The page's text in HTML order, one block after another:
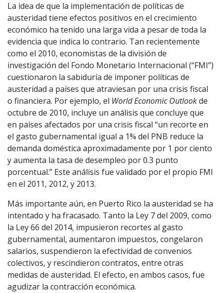
La idea de que la implementación de políticas de
austeridad tiene efectos positivos en el crecimiento
económico ha tenido una larga vida a pesar de toda la
evidencia que indica lo contrario. Tan recientemente
como el 2010, economistas de la división de
investigación del Fondo Monetario Internacional (“FMI”)
cuestionaron la sabiduría de imponer políticas de
austeridad a países que atraviesan por una crisis fiscal
o financiera. Por ejemplo, el World Economic Outlookde
octubre de 2010, incluye un análisis que concluye que
en países afectados por una crisis fiscal “un recorte en
el gasto gubernamental igual a 1% del PNB reduce la
demanda doméstica aproximadamente por 1 por ciento
y aumenta la tasa de desempleo por 0.3 punto
porcentual.” Este análisis fue validado por el propio FMI
en el 2011, 2012, y 2013.
Más importante aún, en Puerto Rico la austeridad se ha
intentado y ha fracasado. Tanto la Ley 7 del 2009, como
la Ley 66 del 2014, impusieron recortes al gasto
gubernamental, aumentaron impuestos, congelaron
salarios, suspendieron la efectividad de convenios
colectivos, y rescindieron contratos, entre otras
medidas de austeridad. El efecto, en ambos casos, fue
agudizar la contracción económica.